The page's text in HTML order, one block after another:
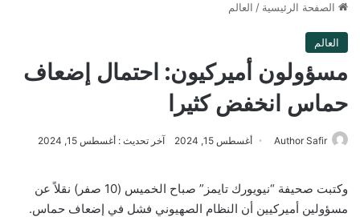
الصفحة الرئيسية / العالم
العالم
مسؤولون أميركيون: احتمال إضعاف
حماس انخفض كثيرا
Author Safir أغسطس 15, 2024 آخر تحديث : أغسطس 15, 2024
وكتبت صحيفة “نيويورك تايمز” صباح الخميس (10 صفر) نقلاً عن
مسؤولين أميركيين أن النظام الصهيوني فشل في إضعاف حماس.